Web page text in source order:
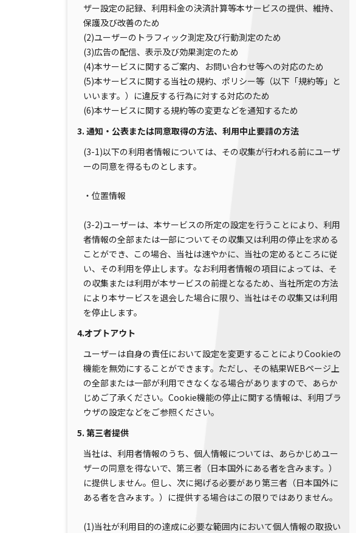
ザー設定の記録、利用料金の決済計算等本サービスの提供、維持、
保護及び改善のため
(2)ユーザーのトラフィック測定及び行動測定のため
(3)広告の配信、表示及び効果測定のため
(4)本サービスに関するご案内、お問い合わせ等への対応のため
(5)本サービスに関する当社の規約、ポリシー等（以下「規約等」と
いいます。）に違反する行為に対する対応のため
(6)本サービスに関する規約等の変更などを通知するため
3. 通知・公表または同意取得の方法、利用中止要請の方法
(3-1)以下の利用者情報については、その収集が行われる前にユーザ
ーの同意を得るものとします。
・位置情報
(3-2)ユーザーは、本サービスの所定の設定を行うことにより、利用
者情報の全部または一部についてその収集又は利用の停止を求める
ことができ、この場合、当社は速やかに、当社の定めるところに従
い、その利用を停止します。なお利用者情報の項目によっては、そ
の収集または利用が本サービスの前提となるため、当社所定の方法
により本サービスを退会した場合に限り、当社はその収集又は利用
を停止します。
4.オプトアウト
ユーザーは自身の責任において設定を変更することによりCookieの
機能を無効にすることができます。ただし、その結果WEBページ上
の全部または一部が利用できなくなる場合がありますので、あらか
じめご了承ください。Cookie機能の停止に関する情報は、利用ブラ
ウザの設定などをご参照ください。
5. 第三者提供
当社は、利用者情報のうち、個人情報については、あらかじめユー
ザーの同意を得ないで、第三者（日本国外にある者を含みます。）
に提供しません。但し、次に掲げる必要があり第三者（日本国外に
ある者を含みます。）に提供する場合はこの限りではありません。
(1)当社が利用目的の達成に必要な範囲内において個人情報の取扱い